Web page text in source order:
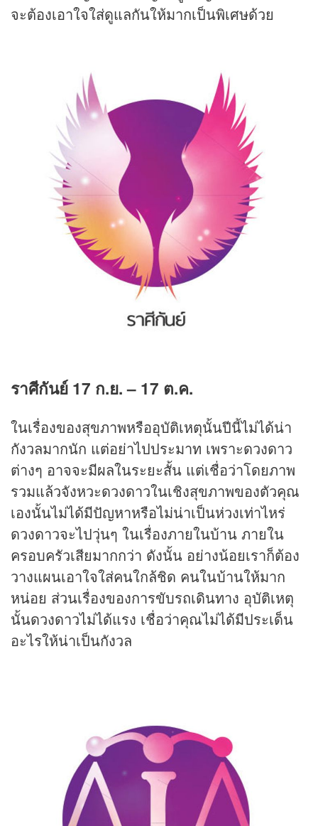
จะต้องเอาใจใส่ดูแลกันให้มากเป็นพิเศษด้วย
ราศีกันย์ 17 ก.ย.– 17 ต.ค.
ในเรื่องของสุขภาพหรืออุบัติเหตุนั้นปีนี้ไม่ได้น่า
กังวลมากนัก แต่อย่าไปประมาท เพราะดวงดาว
ต่างๆ อาจจะมีผลในระยะสั้น แต่เชื่อว่าโดยภาพ
รวมแล้วจังหวะดวงดาวในเชิงสุขภาพของตัวคุณ
เองนั้นไม่ได้มีปัญหาหรือไม่น่าเป็นห่วงเท่าไหร่
ดวงดาวจะไปวุ่นๆ ในเรื่องภายในบ้าน ภายใน
ครอบครัวเสียมากกว่า ดังนั้น อย่างน้อยเราก็ต้อง
วางแผนเอาใจใส่คนใกล้ชิด คนในบ้านให้มาก
หน่อย ส่วนเรื่องของการขับรถเดินทาง อุบัติเหตุ
นั้นดวงดาวไม่ได้แรง เชื่อว่าคุณไม่ได้มีประเด็น
อะไรให้น่าเป็นกังวล